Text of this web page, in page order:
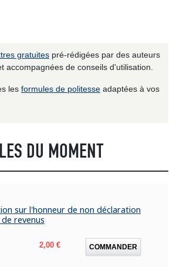
gratuites pré-rédigées par des auteurs
accompagnées de conseils d'utilisation.
les formules de politesse adaptées à vos
DU MOMENT
sur l'honneur de non déclaration
revenus
Prix
2,00 € COMMANDER